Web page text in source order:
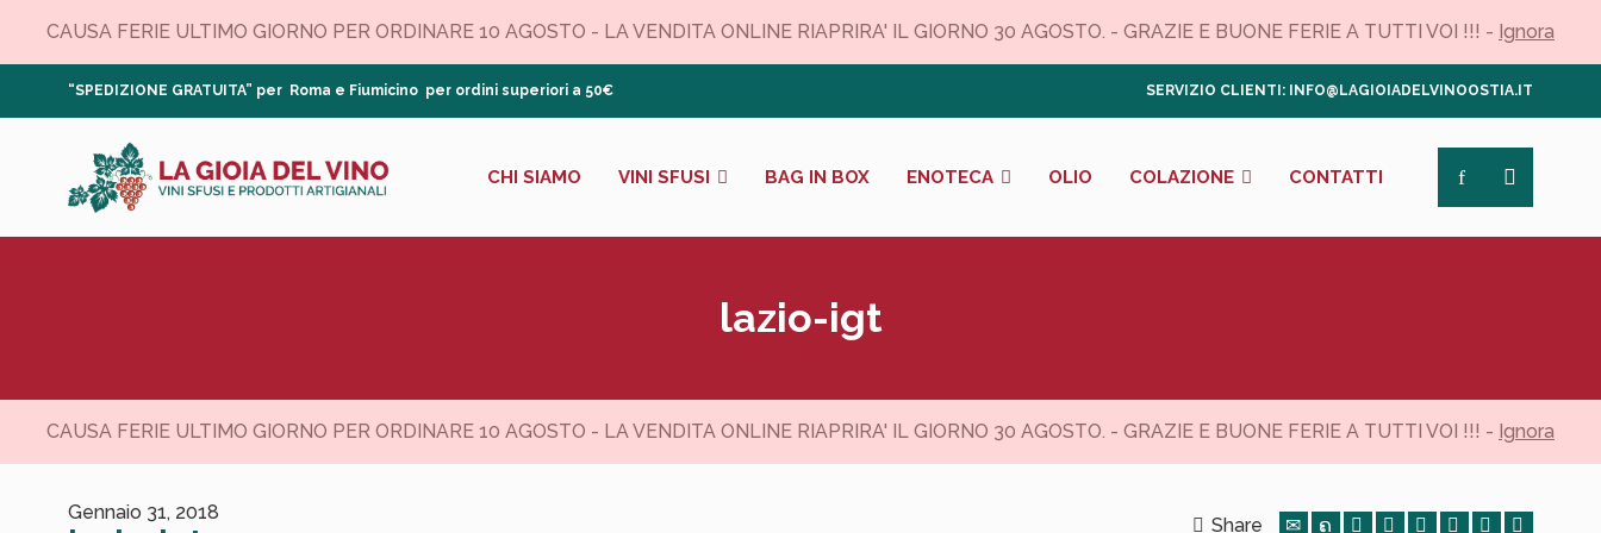
CAUSA FERIE ULTIMO GIORNO PER ORDINARE 10 AGOSTO - LA VENDITA ONLINE RIAPRIRA' IL GIORNO 30 AGOSTO. - GRAZIE E BUONE FERIE A TUTTI VOI !!! - Ignora
“SPEDIZIONE GRATUITA” per Roma e Fiumicino per ordini superiori a 50€ SERVIZIO CLIENTI: INFO@LAGIOIADELVINOOSTIA.IT
CHI SIAMO VINI SFUSI BAG IN BOX ENOTECA OLIO COLAZIONE CONTATTI
lazio-igt
CAUSA FERIE ULTIMO GIORNO PER ORDINARE 10 AGOSTO - LA VENDITA ONLINE RIAPRIRA' IL GIORNO 30 AGOSTO. - GRAZIE E BUONE FERIE A TUTTI VOI !!! - Ignora
Gennaio 31, 2018
Share